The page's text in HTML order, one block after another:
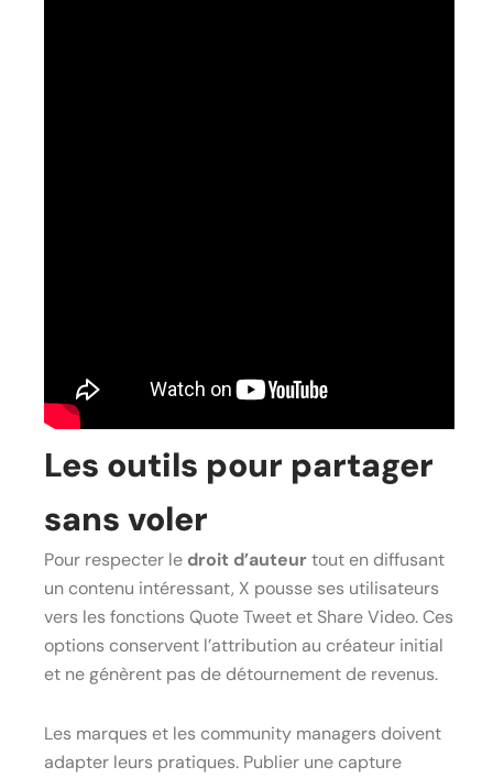
Les outils pour partager
sans voler
Pour respecter le droit d’auteurtout en diffusant
un contenu intéressant, X pousse ses utilisateurs
vers les fonctions Quote Tweet et Share Video. Ces
options conservent l’attribution au créateur initial
et ne génèrent pas de détournement de revenus.
Les marques et les community managers doivent
adapter leurs pratiques. Publier une capture